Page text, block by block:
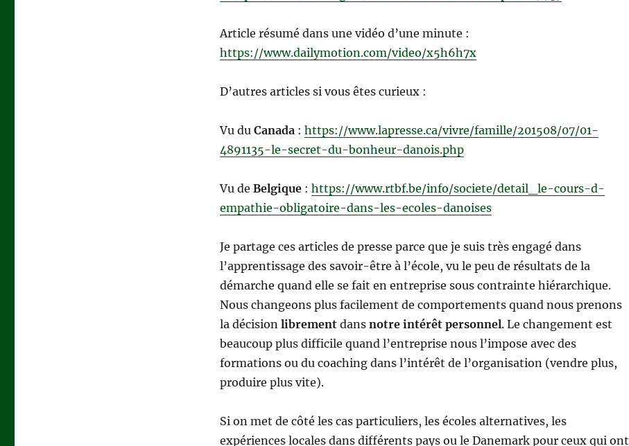
Article résumé dans une vidéo d’une minute :
https://www.dailymotion.com/video/x5h6h7x
D’autres articles si vous êtes curieux :
Vu du Canada : https://www.lapresse.ca/vivre/famille/201508/07/01-
4891135-le-secret-du-bonheur-danois.php
Vu de Belgique : https://www.rtbf.be/info/societe/detail_le-cours-d-
empathie-obligatoire-dans-les-ecoles-danoises
Je partage ces articles de presse parce que je suis très engagé dans
l’apprentissage des savoir-être à l’école, vu le peu de résultats de la
démarche quand elle se fait en entreprise sous contrainte hiérarchique.
Nous changeons plus facilement de comportements quand nous prenons
la décision librement dans notre intérêt personnel. Le changement est
beaucoup plus difficile quand l’entreprise nous l’impose avec des
formations ou du coaching dans l’intérêt de l’organisation (vendre plus,
produire plus vite).
Si on met de côté les cas particuliers, les écoles alternatives, les
expériences locales dans différents pays ou le Danemark pour ceux qui ont